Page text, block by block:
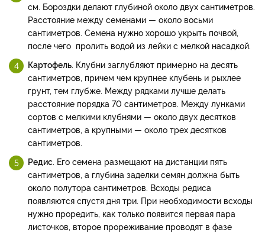
см. Бороздки делают глубиной около двух сантиметров.
Расстояние между семенами — около восьми
сантиметров. Семена нужно хорошо укрыть почвой,
после чего пролить водой из лейки с мелкой насадкой.
Картофель. Клубни заглубляют примерно на десять
сантиметров, причем чем крупнее клубень и рыхлее
грунт, тем глубже. Между рядками лучше делать
расстояние порядка 70 сантиметров. Между лунками
сортов с мелкими клубнями — около двух десятков
сантиметров, а крупными — около трех десятков
сантиметров.
Редис. Его семена размещают на дистанции пять
сантиметров, а глубина заделки семян должна быть
около полутора сантиметров. Всходы редиса
появляются спустя дня три. При необходимости всходы
нужно проредить, как только появится первая пара
листочков, второе прореживание проводят в фазе